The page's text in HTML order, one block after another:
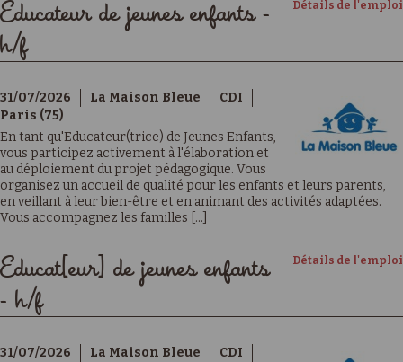
Détails de l'emploi
Educateur de jeunes enfants -
h/f
31/07/2026 La Maison Bleue
CDI
Paris (75)
En tant qu'Educateur(trice) de Jeunes Enfants,
vous participez activement à l'élaboration et
au déploiement du projet pédagogique. Vous
organisez un accueil de qualité pour les enfants et leurs parents,
en veillant à leur bien-être et en animant des activités adaptées.
Vous accompagnez les familles [...]
Détails de l'emploi
Educat[eur] de jeunes enfants
- h/f
31/07/2026 La Maison Bleue
CDI